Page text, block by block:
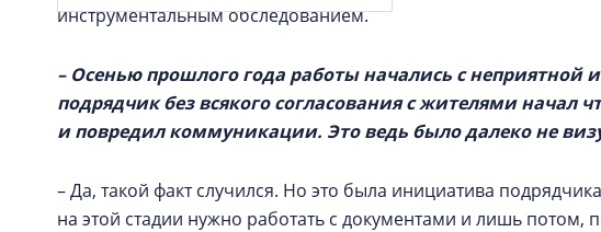
инструментальным обследованием.
– Осенью прошлого года работы начались с
подрядчик без всякого согласования с жителями начал
и повредил коммуникации. Это ведь было далеко не
– Да, такой факт случился. Но это была инициатива
на этой стадии нужно работать с документами и лишь потом,